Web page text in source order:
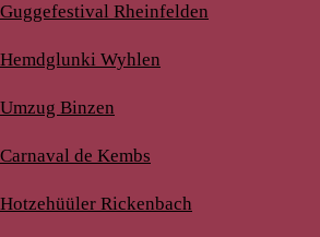
Guggefestival Rheinfelden
Hemdglunki Wyhlen
Umzug Binzen
Carnaval de Kembs
Hotzehüüler Rickenbach